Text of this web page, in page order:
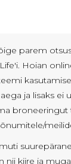
parem
Hoian
ja lisaks ei
broneeringut
nii kiire ja